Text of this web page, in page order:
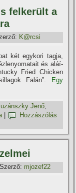
felkerült a
K@rcsi
két egykori tagja,
és aláí­
Fried Chicken
Falán”.
Egy
Jenő,
|
Hozzászólás
Szerző: mjozef22